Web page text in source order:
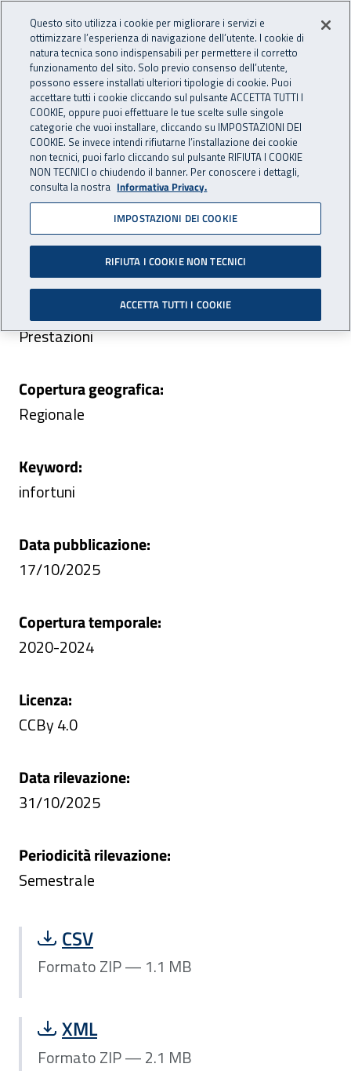
INAIL - Istituto Nazionale
OPENDATA Apri cerca
Navigazione principale
Navigazione - Ti trovi in:
Home Dataset
Infortuni sul lavoro
Dati con cadenza semestrale
Calabria
Dati con cadenza semestrale
infortuni Calabria
Area pubblicazione:
Prestazioni
Copertura geografica:
Regionale
Keyword:
infortuni
Data pubblicazione:
17/10/2025
Copertura temporale:
2020-2024
Licenza:
CCBy 4.0
Data rilevazione:
31/10/2025
Periodicità rilevazione:
Semestrale
Scarica file Formato ZIP — 1.1 MB:
CSV
Formato ZIP — 1.1 MB
Scarica file Formato ZIP — 2.1 MB:
XML
Formato ZIP — 2.1 MB
Questo sito utilizza i cookie per migliorare i servizi e
ottimizzare l’esperienza di navigazione dell’utente. I cookie di
natura tecnica sono indispensabili per permettere il corretto
funzionamento del sito. Solo previo consenso dell’utente,
possono essere installati ulteriori tipologie di cookie. Puoi
accettare tutti i cookie cliccando sul pulsante ACCETTA TUTTI I
COOKIE, oppure puoi effettuare le tue scelte sulle singole
categorie che vuoi installare, cliccando su IMPOSTAZIONI DEI
COOKIE. Se invece intendi rifiutarne l’installazione dei cookie
non tecnici, puoi farlo cliccando sul pulsante RIFIUTA I COOKIE
NON TECNICI o chiudendo il banner. Per conoscere i dettagli,
consulta la nostra Informativa Privacy.
IMPOSTAZIONI DEI COOKIE
RIFIUTA I COOKIE NON TECNICI
ACCETTA TUTTI I COOKIE